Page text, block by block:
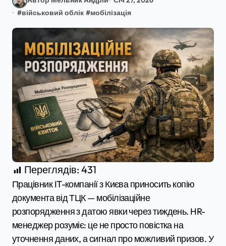
#військовий облік #мобілізація
Переглядів: 431
Працівник IT-компанії з Києва приносить копію
документа від ТЦК — мобілізаційне
розпорядження з датою явки через тиждень. HR-
менеджер розуміє: це не просто повістка на
уточнення даних, а сигнал про можливий призов. У